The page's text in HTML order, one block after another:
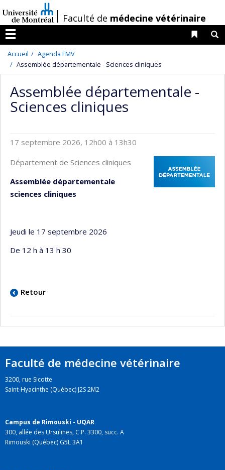
au
contenu
/Faculté de médecine vétérinaire
Menu
Liens
Accueil
Agenda FMV
Assemblée départementale - Sciences cliniques
Assemblée départementale -
Sciences cliniques
17 septembre 2026, 12h00 à 13h30
Département de Sciences cliniques
Assemblée départementale
sciences cliniques
Jeudi le 17 septembre 2026
De 12 h à 13 h 30
Retour
Faculté de médecine vétérinaire
3200, rue Sicotte
Saint-Hyacinthe (Québec) J2S 2M2
Campus de Rimouski - UQAR
300, allée des Ursulines, C.P. 3300, succ. A
Rimouski (Québec) G5L 3A1